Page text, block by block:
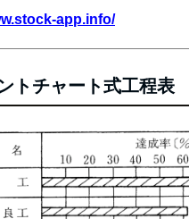
app.info/
トチャート式工程表